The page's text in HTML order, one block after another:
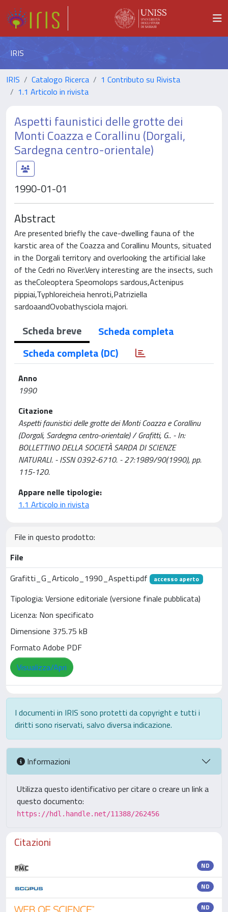
IRIS
IRIS Catalogo Ricerca
1 Contributo su Rivista
1.1 Articolo in rivista
Aspetti faunistici delle grotte dei
Monti Coazza e Corallinu (Dorgali,
Sardegna centro-orientale)
1990-01-01
Abstract
Are presented briefly the cave-dwelling fauna of the
karstic area of the Coazza and Corallinu Mounts, situated
in the Dorgali territory and overlooking the artificial lake
of the Cedri no River.Very interesting are the insects, such
as theColeoptera Speomolops sardous,Actenipus
pippiai,Typhloreicheia henroti,Patriziella
sardoaandOvobathysciola majori.
Scheda breve
Scheda completa
Scheda completa (DC)
Anno
1990
Citazione
Aspetti faunistici delle grotte dei Monti Coazza e Corallinu
(Dorgali, Sardegna centro-orientale) / Grafitti, G.. - In:
BOLLETTINO DELLA SOCIETÀ SARDA DI SCIENZE
NATURALI. - ISSN 0392-6710. - 27:1989/90(1990), pp.
115-120.
Appare nelle tipologie:
1.1 Articolo in rivista
File in questo prodotto:
File
Grafitti_G_Articolo_1990_Aspetti.pdf
accesso aperto
Tipologia: Versione editoriale (versione finale pubblicata)
Licenza: Non specificato
Dimensione 375.75 kB
Formato Adobe PDF
Visualizza/Apri
I documenti in IRIS sono protetti da copyright e tutti i
diritti sono riservati, salvo diversa indicazione.
Informazioni
Utilizza questo identificativo per citare o creare un link a
questo documento:
https://hdl.handle.net/11388/262456
Citazioni
ND
ND
ND